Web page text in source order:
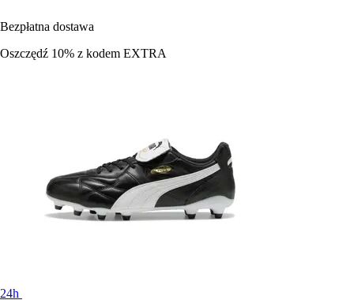
Bezpłatna dostawa
Oszczędź 10% z kodem EXTRA
24h